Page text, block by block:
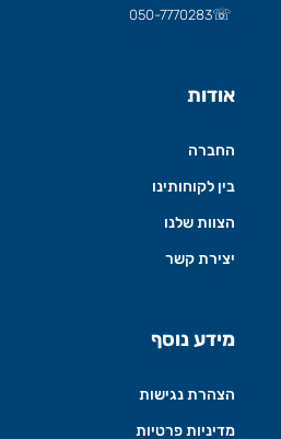
☏
050-7770283
אודות
החברה
בין לקוחותינו
הצוות שלנו
יצירת קשר
מידע נוסף
הצהרת נגישות
מדיניות פרטיות